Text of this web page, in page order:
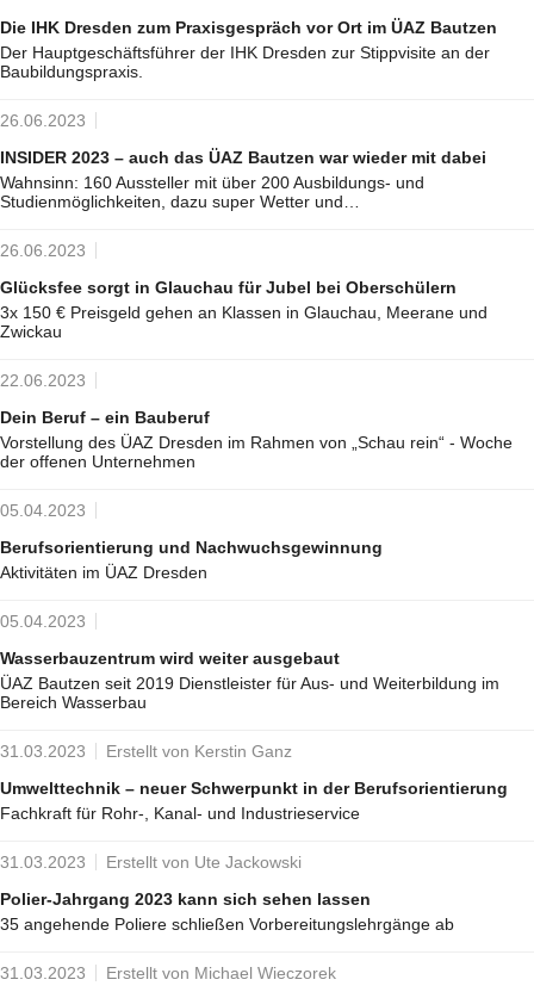
Die IHK Dresden zum Praxisgespräch vor Ort im ÜAZ Bautzen
Der Hauptgeschäftsführer der IHK Dresden zur Stippvisite an der
Baubildungspraxis.
26.06.2023
INSIDER 2023 – auch das ÜAZ Bautzen war wieder mit dabei
Wahnsinn: 160 Aussteller mit über 200 Ausbildungs- und
Studienmöglichkeiten, dazu super Wetter und…
26.06.2023
Glücksfee sorgt in Glauchau für Jubel bei Oberschülern
3x 150 € Preisgeld gehen an Klassen in Glauchau, Meerane und
Zwickau
22.06.2023
Dein Beruf – ein Bauberuf
Vorstellung des ÜAZ Dresden im Rahmen von „Schau rein“ - Woche
der offenen Unternehmen
05.04.2023
Berufsorientierung und Nachwuchsgewinnung
Aktivitäten im ÜAZ Dresden
05.04.2023
Wasserbauzentrum wird weiter ausgebaut
ÜAZ Bautzen seit 2019 Dienstleister für Aus- und Weiterbildung im
Bereich Wasserbau
31.03.2023
Erstellt von Kerstin Ganz
Umwelttechnik – neuer Schwerpunkt in der Berufsorientierung
Fachkraft für Rohr-, Kanal- und Industrieservice
31.03.2023
Erstellt von Ute Jackowski
Polier-Jahrgang 2023 kann sich sehen lassen
35 angehende Poliere schließen Vorbereitungslehrgänge ab
31.03.2023
Erstellt von Michael Wieczorek